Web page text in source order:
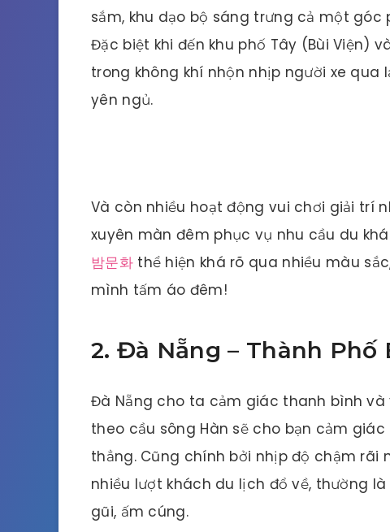
sắm, khu dạo bộ sáng trưng cả một
Đặc biệt khi đến khu phố Tây (Bùi Viện)
trong không khí nhộn nhịp người xe qua
yên ngủ.
Và còn nhiều hoạt động vui chơi giải trí
xuyên màn đêm phục vụ nhu cầu du
밤문화thể hiện khá rõ qua nhiều màu
mình tấm áo đêm!
2. Đà Nẵng – Thành Phố
Đà Nẵng cho ta cảm giác thanh bình và
theo cầu sông Hàn sẽ cho bạn cảm
thẳng. Cũng chính bởi nhịp độ chậm rãi
nhiều lượt khách du lịch đổ về, thường
gũi, ấm cúng.